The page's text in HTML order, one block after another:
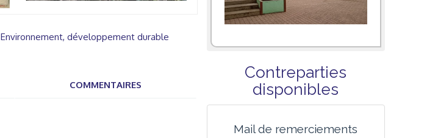
Environnement, développement durable
COMMENTAIRES
Contreparties
disponibles
Mail de remerciements